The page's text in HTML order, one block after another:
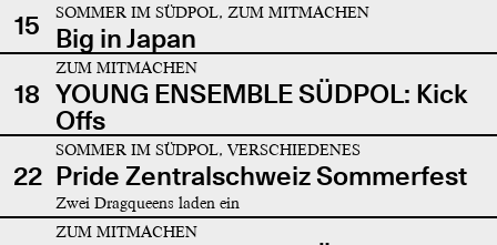
15
SOMMER IM SÜDPOL, ZUM MITMACHEN
Big in Japan
18
ZUM MITMACHEN
YOUNG ENSEMBLE SÜDPOL: Kick
Offs
22
SOMMER IM SÜDPOL, VERSCHIEDENES
Pride Zentralschweiz Sommerfest
Zwei Dragqueens laden ein
ZUM MITMACHEN